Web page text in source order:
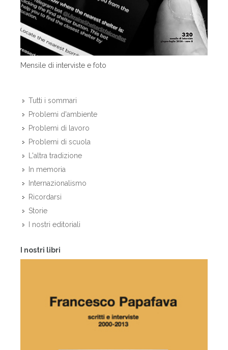
Mensile di interviste e foto
Tutti i sommari
Problemi d'ambiente
Problemi di lavoro
Problemi di scuola
L'altra tradizione
In memoria
Internazionalismo
Ricordarsi
Storie
I nostri editoriali
I nostri libri